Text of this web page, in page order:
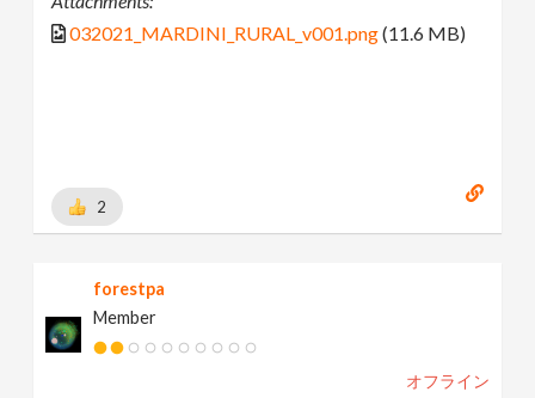
032021_MARDINI_RURAL_v001.png(11.6 MB)
2
forestpa
Member
オフライン